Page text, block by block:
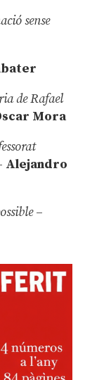
sense
de Rafael
Mora
Alejandro
–